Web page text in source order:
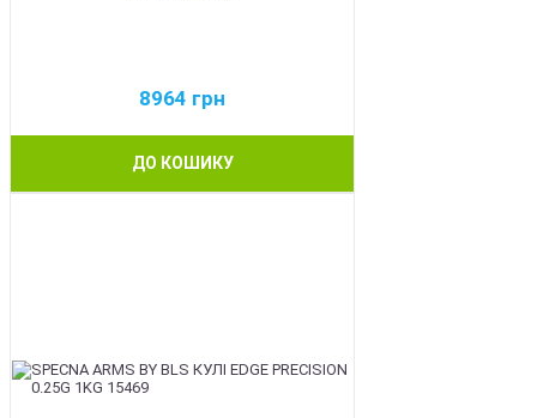
8964 грн
ДО КОШИКУ